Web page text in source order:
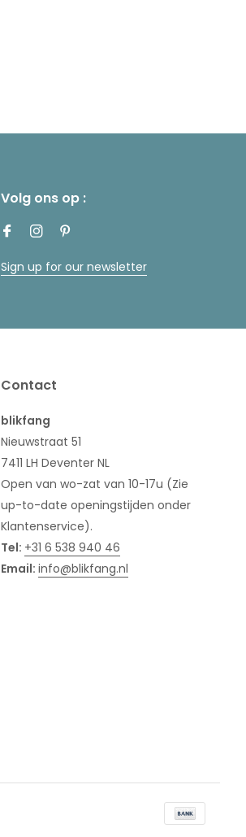
Volg ons op :
Sign up for our newsletter
Contact
blikfang
Nieuwstraat 51
7411 LH Deventer NL
Open van wo-zat van 10-17u (Zie
up-to-date openingstijden onder
Klantenservice).
Tel: +31 6 538 940 46
Email: info@blikfang.nl